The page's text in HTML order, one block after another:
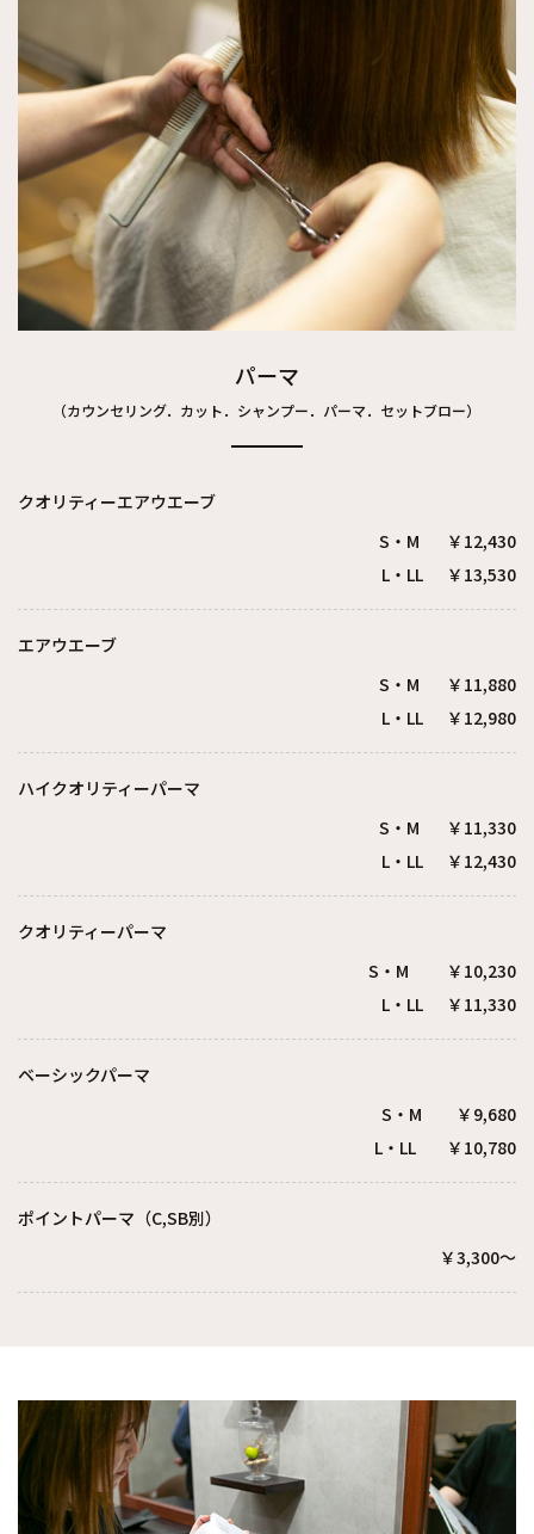
パーマ
（カウンセリング．カット．シャンプー．パーマ．セットブロー）
クオリティーエアウエーブ
S・M ￥12,430
L・LL ￥13,530
エアウエーブ
S・M ￥11,880
L・LL ￥12,980
ハイクオリティーパーマ
S・M ￥11,330
L・LL ￥12,430
クオリティーパーマ
S・M ￥10,230
L・LL ￥11,330
ベーシックパーマ
S・M ￥9,680
L・LL ￥10,780
ポイントパーマ（C,SB別）
￥3,300〜